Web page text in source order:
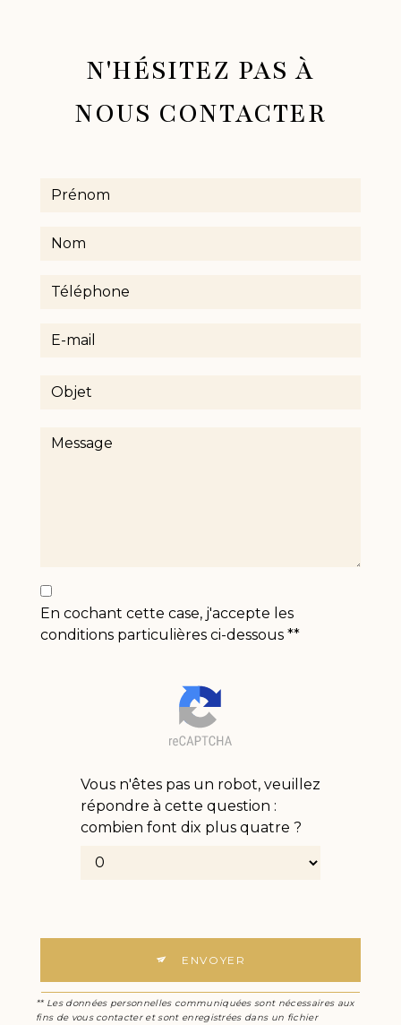
N'HÉSITEZ PAS À
NOUS CONTACTER
En cochant cette case, j'accepte les
conditions particulières ci-dessous **
Vous n'êtes pas un robot, veuillez
répondre à cette question :
combien font dix plus quatre ?
ENVOYER
** Les données personnelles communiquées sont nécessaires aux
fins de vous contacter et sont enregistrées dans un fichier